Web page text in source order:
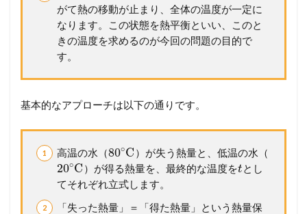
がて熱の移動が止まり、全体の温度が一定に
なります。この状態を熱平衡といい、このと
きの温度を求めるのが今回の問題の目的で
す。
基本的なアプローチは以下の通りです。
高温の水（80∘C ）が失う熱量と、低温の水（
20∘C ）が得る熱量を、最終的な温度をtとし
てそれぞれ立式します。
「失った熱量」＝「得た熱量」という熱量保